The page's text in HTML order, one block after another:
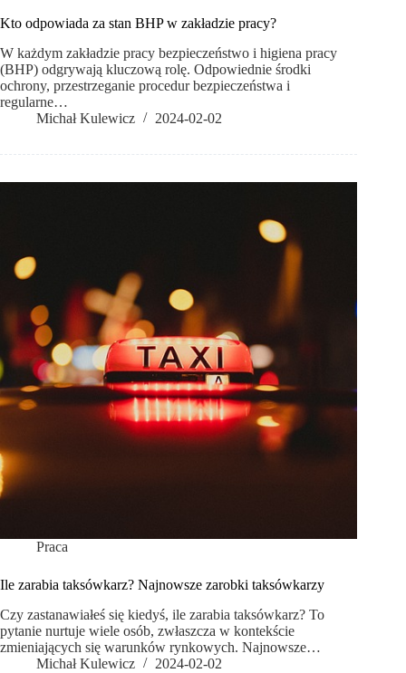
Kto odpowiada za stan BHP w zakładzie pracy?
W każdym zakładzie pracy bezpieczeństwo i higiena pracy
(BHP) odgrywają kluczową rolę. Odpowiednie środki
ochrony, przestrzeganie procedur bezpieczeństwa i
regularne…
Michał Kulewicz
2024-02-02
Praca
Ile zarabia taksówkarz? Najnowsze zarobki taksówkarzy
Czy zastanawiałeś się kiedyś, ile zarabia taksówkarz? To
pytanie nurtuje wiele osób, zwłaszcza w kontekście
zmieniających się warunków rynkowych. Najnowsze…
Michał Kulewicz
2024-02-02